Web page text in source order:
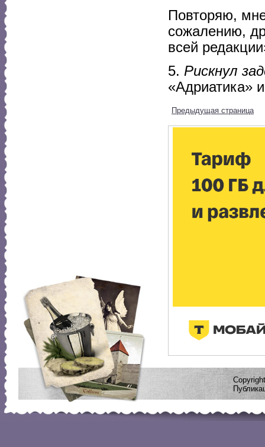
Повторяю,
сожалению,
всей
5. Рискнул
«Адриатика»
Предыдущая страница